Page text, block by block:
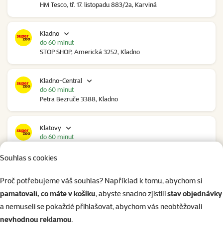
Souhlas s cookies
Proč potřebujeme váš souhlas? Například k tomu, abychom si
pamatovali, co máte v košíku, abyste snadno zjistilistav objednávky
a nemuseli se pokaždé přihlašovat, abychom vás neobtěžovali
nevhodnou reklamou.
HM Tesco, tř. 17. listopadu 883/2a, Karviná
Kladno
STOP SHOP, Americká 3252, Kladno
do 60 minut
Kladno-Central
Petra Bezruče 3388, Kladno
do 60 minut
Klatovy
do 60 minut
Polepská 979, Kolín
zítra od 09:00
Kolín Ovčáry